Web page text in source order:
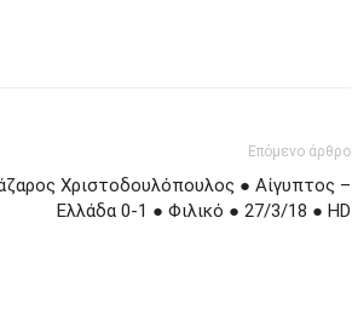
Επόμενο άρθρο
Χριστοδουλόπουλος ● Αίγυπτος –
Ελλάδα 0-1 ● Φιλικό ● 27/3/18 ● HD